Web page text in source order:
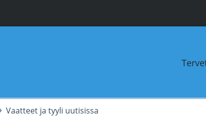
Vaatteet ja tyyli uutisissa